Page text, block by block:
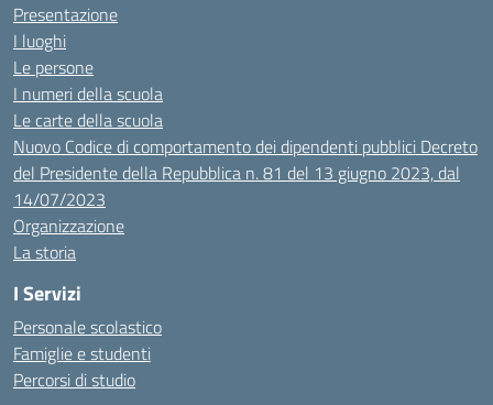
Presentazione
I luoghi
Le persone
I numeri della scuola
Le carte della scuola
Nuovo Codice di comportamento dei dipendenti pubblici Decreto
del Presidente della Repubblica n. 81 del 13 giugno 2023, dal
14/07/2023
Organizzazione
La storia
I Servizi
Personale scolastico
Famiglie e studenti
Percorsi di studio